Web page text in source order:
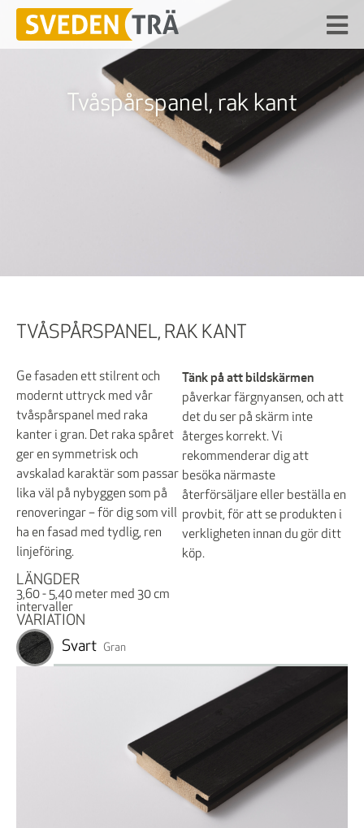
Tvåspårspanel, rak kant
TVÅSPÅRSPANEL, RAK KANT
Ge fasaden ett stilrent och
modernt uttryck med vår
tvåspårspanel med raka
kanter i gran. Det raka spåret
ger en symmetrisk och
avskalad karaktär som passar
lika väl på nybyggen som på
renoveringar – för dig som vill
ha en fasad med tydlig, ren
linjeföring.
LÄNGDER
3,60 - 5,40 meter med 30 cm
intervaller
Tänk på att bildskärmen
påverkar färgnyansen, och att
det du ser på skärm inte
återges korrekt. Vi
rekommenderar dig att
besöka närmaste
återförsäljare eller beställa en
provbit, för att se produkten i
verkligheten innan du gör ditt
köp.
VARIATION
Svart Gran